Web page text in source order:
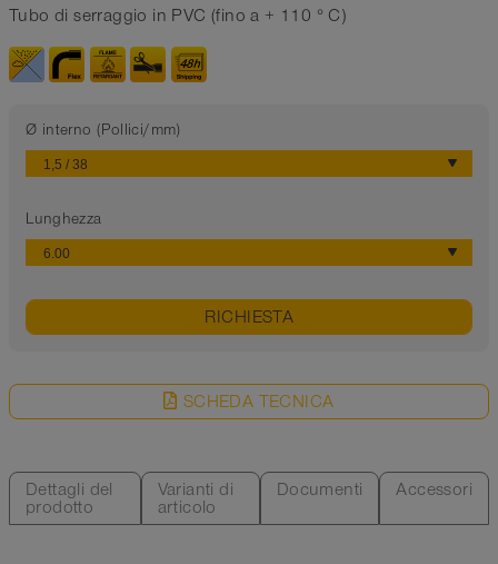
Tubo di serraggio in PVC (fino a + 110 ° C)
Ø interno (Pollici/mm)
Lunghezza
RICHIESTA
SCHEDA TECNICA
Dettagli del
prodotto
Varianti di
articolo
Documenti Accessori